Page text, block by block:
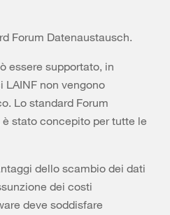
Forum Datenaustausch.
essere supportato, in
non vengono
Lo standard Forum
stato concepito per tutte le
dello scambio dei dati
dei costi
deve soddisfare